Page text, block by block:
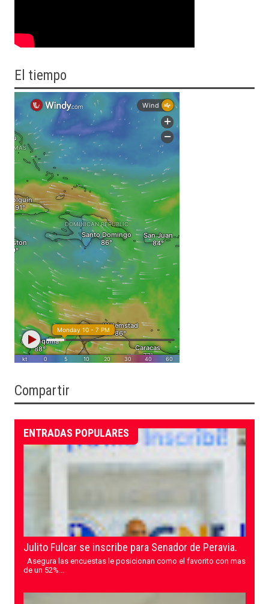
El tiempo
Compartir
ENTRADAS POPULARES
Julito Fulcar se inscribe para Senador de Peravia.
Asegura las encuestas le posicionan como el favorito con mas
de un 52%...